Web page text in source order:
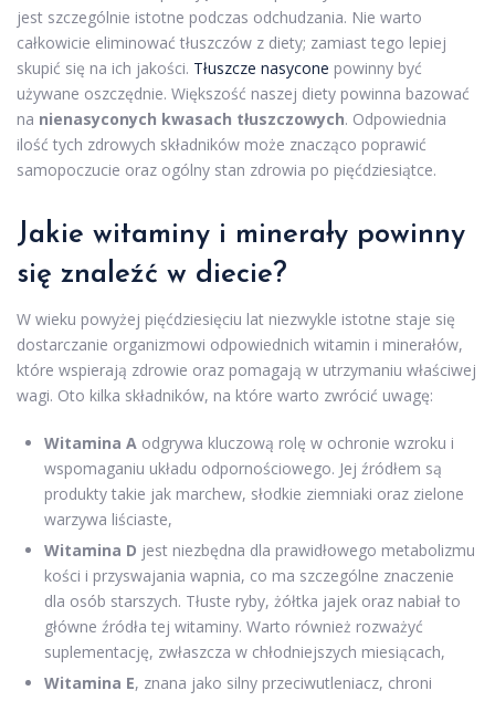
jest szczególnie istotne podczas odchudzania. Nie warto
całkowicie eliminować tłuszczów z diety; zamiast tego lepiej
skupić się na ich jakości. Tłuszcze nasycone powinny być
używane oszczędnie. Większość naszej diety powinna bazować
na nienasyconych kwasach tłuszczowych. Odpowiednia
ilość tych zdrowych składników może znacząco poprawić
samopoczucie oraz ogólny stan zdrowia po pięćdziesiątce.
Jakie witaminy i minerały powinny
się znaleźć w diecie?
W wieku powyżej pięćdziesięciu lat niezwykle istotne staje się
dostarczanie organizmowi odpowiednich witamin i minerałów,
które wspierają zdrowie oraz pomagają w utrzymaniu właściwej
wagi. Oto kilka składników, na które warto zwrócić uwagę:
Witamina A odgrywa kluczową rolę w ochronie wzroku i
wspomaganiu układu odpornościowego. Jej źródłem są
produkty takie jak marchew, słodkie ziemniaki oraz zielone
warzywa liściaste,
Witamina D jest niezbędna dla prawidłowego metabolizmu
kości i przyswajania wapnia, co ma szczególne znaczenie
dla osób starszych. Tłuste ryby, żółtka jajek oraz nabiał to
główne źródła tej witaminy. Warto również rozważyć
suplementację, zwłaszcza w chłodniejszych miesiącach,
Witamina E, znana jako silny przeciwutleniacz, chroni